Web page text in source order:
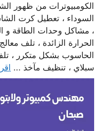
الكومبيوترات من ظهور
السوداء ، تعطيل كرت
، مشاكل وحدات الطاقة و
الحرارة الزائدة ، تلف
الحاسوب بشكل متكرر ،
سبلاي ، تنظيف مآخذ ...